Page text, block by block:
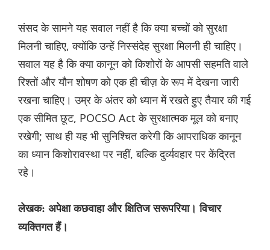
संसद के सामने यह सवाल नहीं है कि क्या बच्चों को सुरक्षा
मिलनी चाहिए, क्योंकि उन्हें निस्संदेह सुरक्षा मिलनी ही चाहिए।
सवाल यह है कि क्या कानून को किशोरों के आपसी सहमति वाले
रिश्तों और यौन शोषण को एक ही चीज़ के रूप में देखना जारी
रखना चाहिए। उम्र के अंतर को ध्यान में रखते हुए तैयार की गई
एक सीमित छूट, POCSO Act के सुरक्षात्मक मूल को बनाए
रखेगी; साथ ही यह भी सुनिश्चित करेगी कि आपराधिक कानून
का ध्यान किशोरावस्था पर नहीं, बल्कि दुर्व्यवहार पर केंद्रित
रहे।
लेखक: अपेक्षा कछवाहा और क्षितिज सरूपरिया। विचार
व्यक्तिगत हैं।